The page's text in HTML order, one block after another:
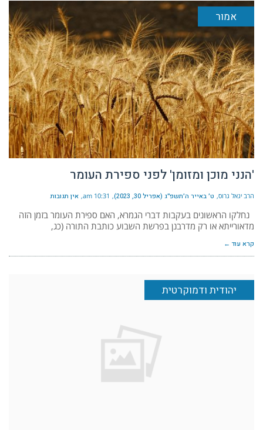
אמור
'הנני מוכן ומזומן' לפני ספירת העומר
הרב יגאל גרוס ט׳ באייר ה׳תשפ״ג (אפריל 30, 2023) 10:31 am אין תגובות
נחלקו הראשונים בעקבות דברי הגמרא, האם ספירת העומר בזמן הזה
מדאורייתא או רק מדרבנן בפרשת השבוע כותבת התורה (כג,
קרא עוד ←
יהודית ודמוקרטית